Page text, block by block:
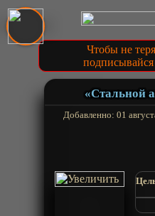
Чтобы не
«Стальной
Добавленно: 01